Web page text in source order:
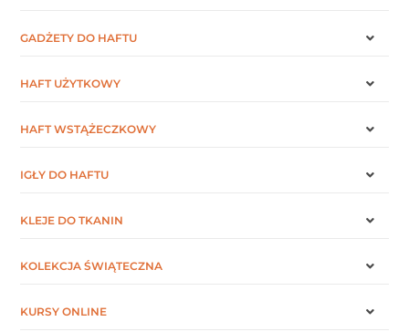
GADŻETY DO HAFTU
HAFT UŻYTKOWY
HAFT WSTĄŻECZKOWY
IGŁY DO HAFTU
KLEJE DO TKANIN
KOLEKCJA ŚWIĄTECZNA
KURSY ONLINE